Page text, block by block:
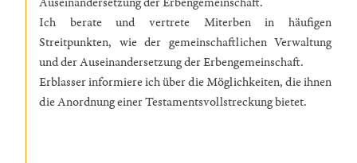
Ich berate und vertrete Miterben in häufigen
Streitpunkten, wie der gemeinschaftlichen Verwaltung
und der Auseinandersetzung der Erbengemeinschaft.
Erblasser informiere ich über die Möglichkeiten, die ihnen
die Anordnung einer Testamentsvollstreckung bietet.